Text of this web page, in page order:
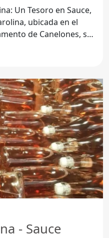
Un Tesoro en Sauce,
de Canelones, se
- Sauce